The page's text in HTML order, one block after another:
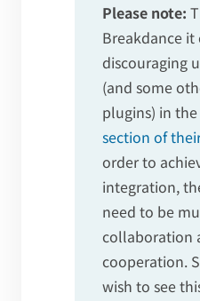
Please note:
Breakdance
discouraging
(and some
plugins) in the
section of
order to
integration,
need to be
collaboration
cooperation.
wish to see